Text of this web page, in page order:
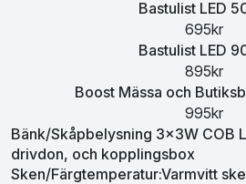
Bastulist LED
695kr
Bastulist LED
895kr
Boost Mässa och
995kr
Bänk/Skåpbelysning 3x3W COB
drivdon, och kopplingsbox
Sken/Färgtemperatur:Varmvitt